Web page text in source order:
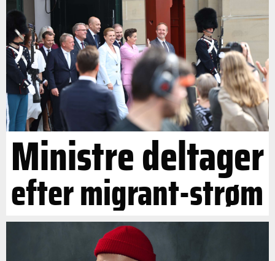
Ministre deltager
efter migrant-strøm